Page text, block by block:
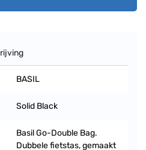
BASIL
Solid Black
Basil Go-Double Bag.
Dubbele fietstas, gemaakt